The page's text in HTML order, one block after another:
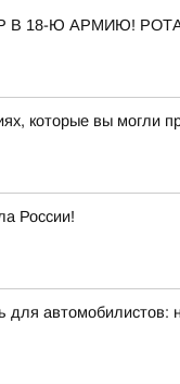
В 18-Ю АРМИЮ!
которые вы могли
России!
для автомобилистов: